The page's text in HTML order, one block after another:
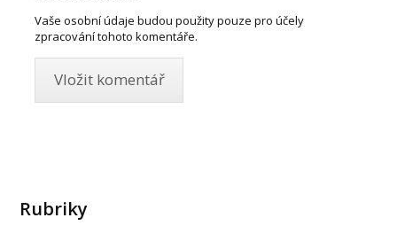
Vaše osobní údaje budou použity pouze pro účely
zpracování tohoto komentáře.
Rubriky